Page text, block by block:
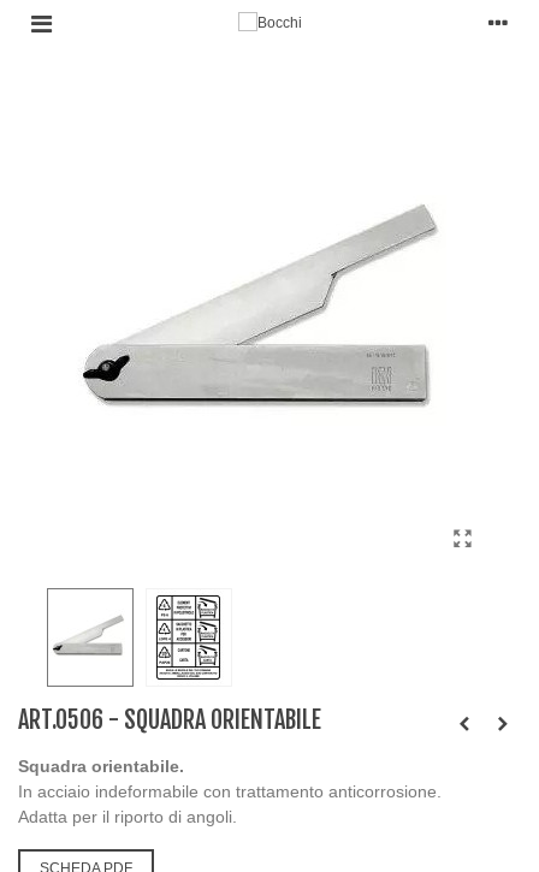
ART.0506 - SQUADRA ORIENTABILE
Squadra orientabile.
In acciaio indeformabile con trattamento anticorrosione.
Adatta per il riporto di angoli.
SCHEDA PDF